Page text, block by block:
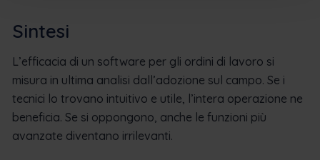
Sintesi
L’efficacia di un software per gli ordini di lavoro si
misura in ultima analisi dall’adozione sul campo. Se i
tecnici lo trovano intuitivo e utile, l’intera operazione ne
beneficia. Se si oppongono, anche le funzioni più
avanzate diventano irrilevanti.